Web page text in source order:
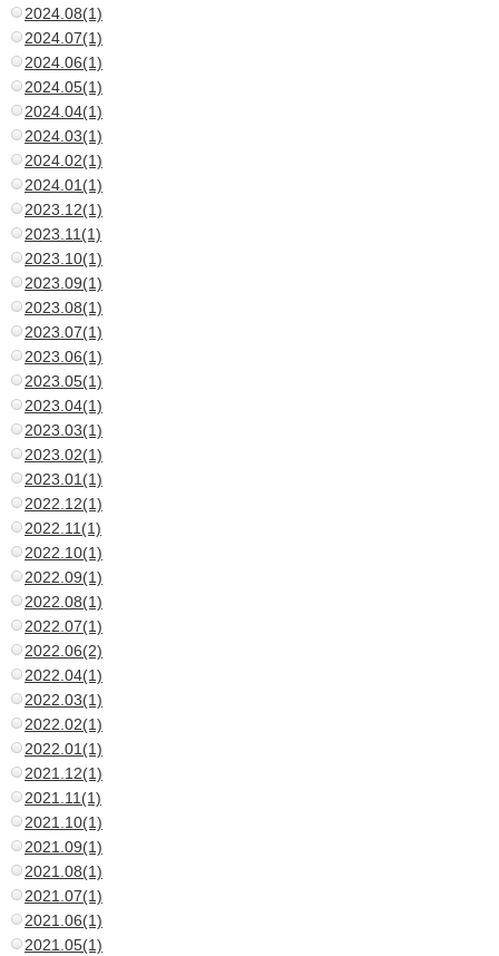
2024.08(1)
2024.07(1)
2024.06(1)
2024.05(1)
2024.04(1)
2024.03(1)
2024.02(1)
2024.01(1)
2023.12(1)
2023.11(1)
2023.10(1)
2023.09(1)
2023.08(1)
2023.07(1)
2023.06(1)
2023.05(1)
2023.04(1)
2023.03(1)
2023.02(1)
2023.01(1)
2022.12(1)
2022.11(1)
2022.10(1)
2022.09(1)
2022.08(1)
2022.07(1)
2022.06(2)
2022.04(1)
2022.03(1)
2022.02(1)
2022.01(1)
2021.12(1)
2021.11(1)
2021.10(1)
2021.09(1)
2021.08(1)
2021.07(1)
2021.06(1)
2021.05(1)